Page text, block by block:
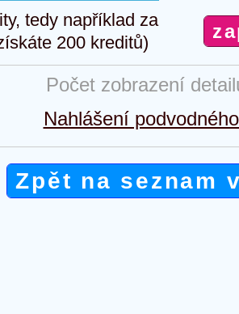
tedy například za
200 kreditů)
Počet zobrazení
Nahlášení
Zpět na seznam